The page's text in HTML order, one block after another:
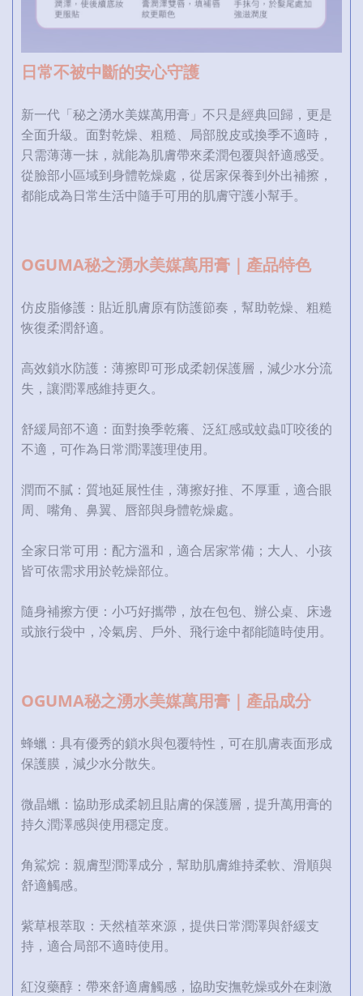
日常不被中斷的安心守護
新一代「秘之湧水美媒萬用膏」不只是經典回歸，更是
全面升級。面對乾燥、粗糙、局部脫皮或換季不適時，
只需薄薄一抹，就能為肌膚帶來柔潤包覆與舒適感受。
從臉部小區域到身體乾燥處，從居家保養到外出補擦，
都能成為日常生活中隨手可用的肌膚守護小幫手。
OGUMA秘之湧水美媒萬用膏｜產品特色
仿皮脂修護：貼近肌膚原有防護節奏，幫助乾燥、粗糙
恢復柔潤舒適。
高效鎖水防護：薄擦即可形成柔韌保護層，減少水分流
失，讓潤澤感維持更久。
舒緩局部不適：面對換季乾癢、泛紅感或蚊蟲叮咬後的
不適，可作為日常潤澤護理使用。
潤而不膩：質地延展性佳，薄擦好推、不厚重，適合眼
周、嘴角、鼻翼、唇部與身體乾燥處。
全家日常可用：配方溫和，適合居家常備；大人、小孩
皆可依需求用於乾燥部位。
隨身補擦方便：小巧好攜帶，放在包包、辦公桌、床邊
或旅行袋中，冷氣房、戶外、飛行途中都能隨時使用。
OGUMA秘之湧水美媒萬用膏｜產品成分
蜂蠟：具有優秀的鎖水與包覆特性，可在肌膚表面形成
保護膜，減少水分散失。
微晶蠟：協助形成柔韌且貼膚的保護層，提升萬用膏的
持久潤澤感與使用穩定度。
角鯊烷：親膚型潤澤成分，幫助肌膚維持柔軟、滑順與
舒適觸感。
紫草根萃取：天然植萃來源，提供日常潤澤與舒緩支
持，適合局部不適時使用。
紅沒藥醇：帶來舒適膚觸感，協助安撫乾燥或外在刺激